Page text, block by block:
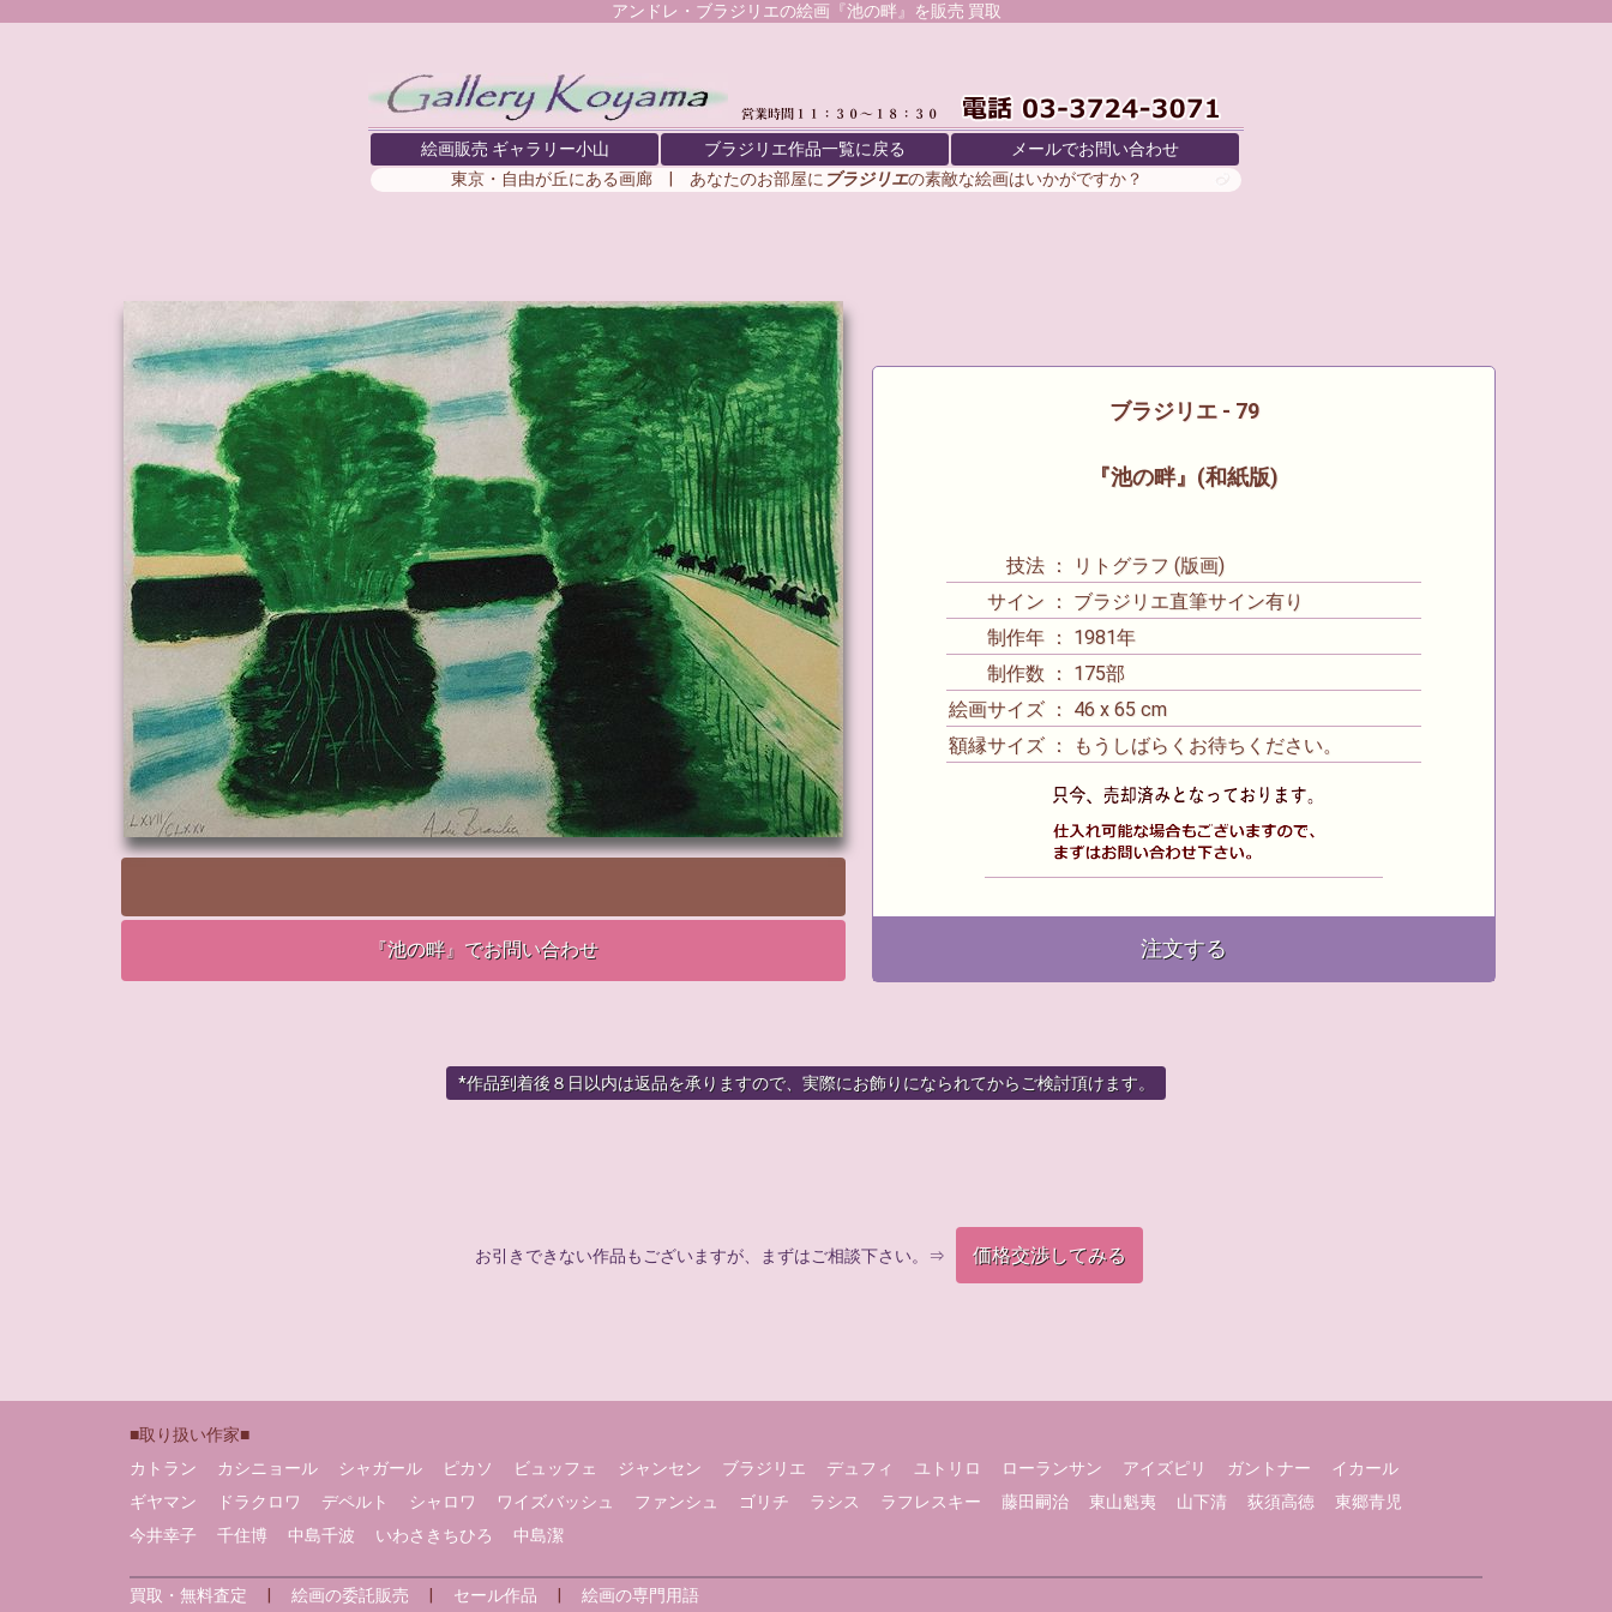
アンドレ・ブラジリエの絵画『池の畔』を販売 買取
絵画販売 ギャラリー小山 ブラジリエ作品一覧に戻る
メールでお問い合わせ
東京・自由が丘にある画廊 | あなたのお部屋に ブラジリエの素敵な絵画はいかがですか？
『池の畔』でお問い合わせ
ブラジリエ - 79
『池の畔』(和紙版)
技法 ： リトグラフ (版画)
サイン ： ブラジリエ直筆サイン有り
制作年 ： 1981年
制作数 ： 175部
絵画サイズ ： 46 x 65 cm
額縁サイズ ： もうしばらくお待ちください。
注文する
*作品到着後８日以内は返品を承りますので、実際にお飾りになられてからご検討頂けます。
お引きできない作品もございますが、まずはご相談下さい。⇒ 価格交渉してみる
■取り扱い作家■
カトラン
カシニョール シャガール ピカソ ビュッフェ ジャンセン ブラジリエ デュフィ ユトリロ ローランサン アイズピリ ガントナー
イカール
ギヤマン
ドラクロワ デペルト シャロワ ワイズバッシュ ファンシュ ゴリチ ラシス ラフレスキー 藤田嗣治 東山魁夷 山下清 荻須高徳
東郷青児
今井幸子
千住博 中島千波 いわさきちひろ 中島潔
買取・無料査定 絵画の委託販売 セール作品 絵画の専門用語